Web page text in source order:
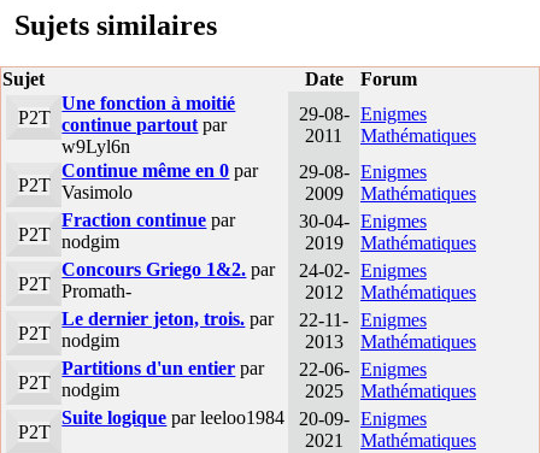
Sujets similaires
Sujet Date
Forum
P2T
Une fonction à moitié
continue partout par
w9Lyl6n
29-08-
2011
Enigmes
Mathématiques
P2T
Continue même en 0 par
Vasimolo
29-08-
2009
Enigmes
Mathématiques
P2T
Fraction continue par
nodgim
30-04-
2019
Enigmes
Mathématiques
P2T
Concours Griego 1&2. par
Promath-
24-02-
2012
Enigmes
Mathématiques
P2T
Le dernier jeton, trois. par
nodgim
22-11-
2013
Enigmes
Mathématiques
P2T
Partitions d'un entier par
nodgim
22-06-
2025
Enigmes
Mathématiques
P2T
Suite logique par leeloo1984
20-09-
2021
Enigmes
Mathématiques